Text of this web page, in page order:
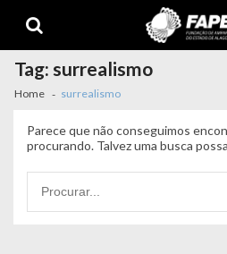
navigation
content
Tag:surrealismo
Home surrealismo
Parece que não conseguimos
procurando. Talvez uma busca
por: